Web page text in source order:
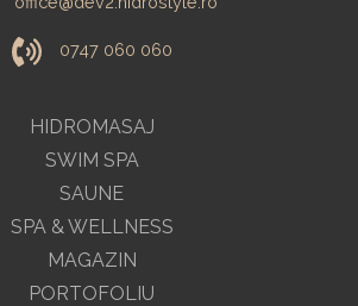
HIDROMASAJ
SWIM SPA
SAUNE
SPA & WELLNESS
MAGAZIN
0747 060 060
PORTOFOLIU